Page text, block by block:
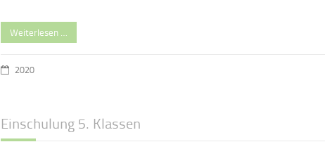
Weiterlesen …
2020
Einschulung 5. Klassen